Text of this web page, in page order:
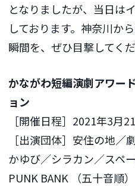
となりましたが、当日は
しております。神奈川か
瞬間を、ぜひ目撃してく
かながわ短編演劇アワー
ョン
［開催日程］2021年3月
［出演団体］安住の地／
かゆび／シラカン／スペ
PUNK BANK （五十音順）